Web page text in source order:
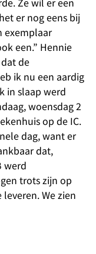
er nog eens bij
exemplaar
een.” Hennie
de
ik nu een aardig
in slaap werd
woensdag 2
op de IC.
dag, want er
dat,
werd
trots zijn op
We zien